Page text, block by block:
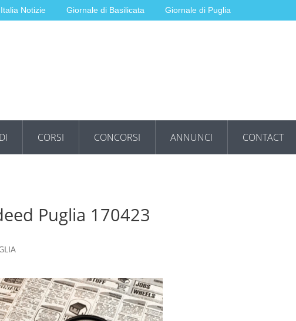
Italia Notizie Giornale di Basilicata Giornale di Puglia
CORSI CONCORSI ANNUNCI CONTACT
Puglia 170423